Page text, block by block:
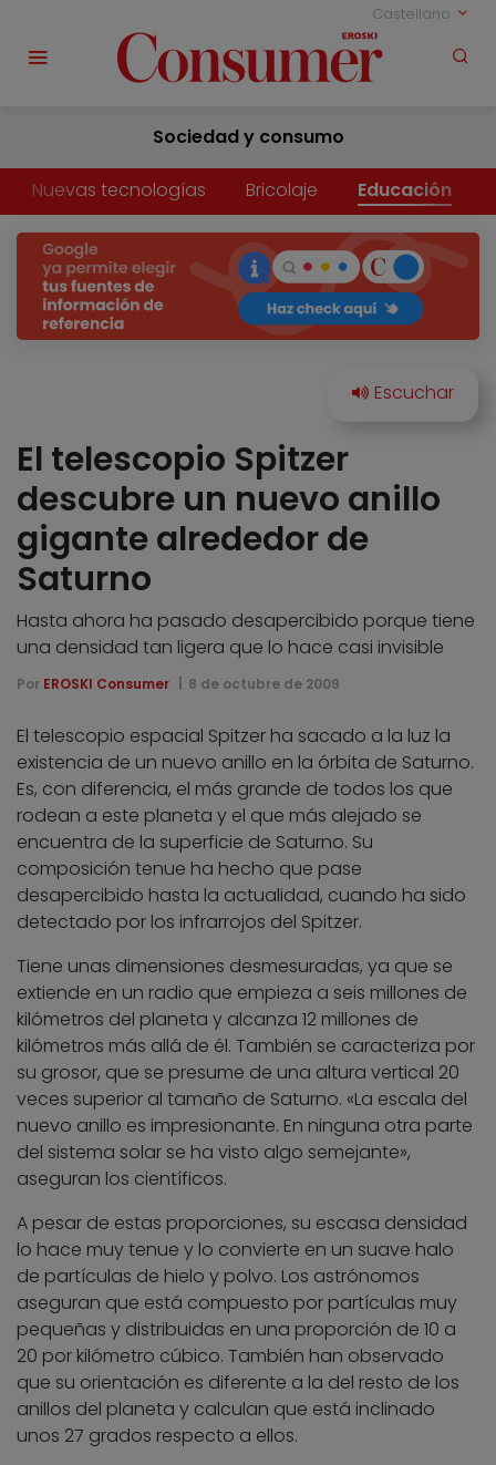
Castellano
Sociedad y consumo
Nuevas tecnologías Bricolaje Educación
El telescopio Spitzer
descubre un nuevo anillo
gigante alrededor de
Saturno
Hasta ahora ha pasado desapercibido porque tiene
una densidad tan ligera que lo hace casi invisible
Por EROSKI Consumer 8 de octubre de 2009
El telescopio espacial Spitzer ha sacado a la luz la
existencia de un nuevo anillo en la órbita de Saturno.
Es, con diferencia, el más grande de todos los que
rodean a este planeta y el que más alejado se
encuentra de la superficie de Saturno. Su
composición tenue ha hecho que pase
desapercibido hasta la actualidad, cuando ha sido
detectado por los infrarrojos del Spitzer.
Tiene unas dimensiones desmesuradas, ya que se
extiende en un radio que empieza a seis millones de
kilómetros del planeta y alcanza 12 millones de
kilómetros más allá de él. También se caracteriza por
su grosor, que se presume de una altura vertical 20
veces superior al tamaño de Saturno. «La escala del
nuevo anillo es impresionante. En ninguna otra parte
del sistema solar se ha visto algo semejante»,
aseguran los científicos.
A pesar de estas proporciones, su escasa densidad
lo hace muy tenue y lo convierte en un suave halo
de partículas de hielo y polvo. Los astrónomos
aseguran que está compuesto por partículas muy
pequeñas y distribuidas en una proporción de 10 a
20 por kilómetro cúbico. También han observado
que su orientación es diferente a la del resto de los
anillos del planeta y calculan que está inclinado
unos 27 grados respecto a ellos.